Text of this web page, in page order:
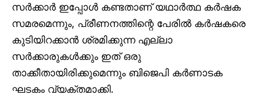
സർക്കാർ ഇപ്പോൾ കണ്ടതാണ് യഥാർത്ഥ കർഷക
സമരമെന്നും, പ്രീണനത്തിന്റെ പേരിൽ കർഷകരെ
കുടിയിറക്കാൻ ശ്രമിക്കുന്ന എല്ലാ
സർക്കാരുകൾക്കും ഇത് ഒരു
താക്കീതായിരിക്കുമെന്നും ബിജെപി കർണാടക
ഘടകം വ്യക്തമാക്കി.